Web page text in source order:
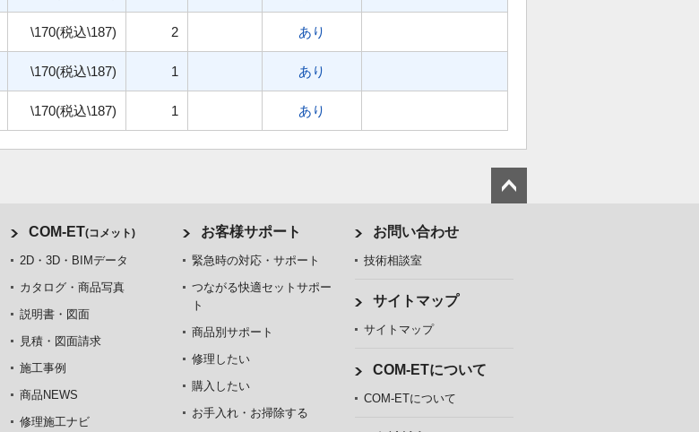
\170(税込\187) 2 あり
\170(税込\187) 1 あり
\170(税込\187) 1 あり
COM-ET(コメット)
2D・3D・BIMデータ
カタログ・商品写真
説明書・図面
見積・図面請求
施工事例
商品NEWS
修理施工ナビ
お客様サポート
緊急時の対応・サポート
つながる快適セットサポー
ト
商品別サポート
修理したい
購入したい
お手入れ・お掃除する
お問い合わせ
技術相談室
サイトマップ
サイトマップ
COM-ETについて
COM-ETについて